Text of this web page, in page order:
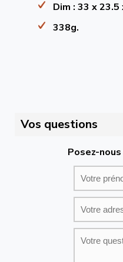
Dim : 33 x 23.5
338g.
Vos questions
Posez-